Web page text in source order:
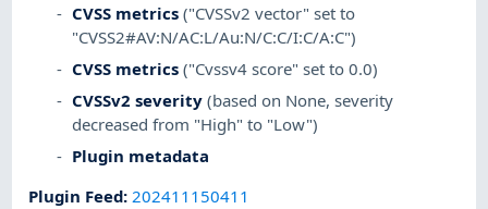
CVSS metrics ("CVSSv2 vector" set to
"CVSS2#AV:N/AC:L/Au:N/C:C/I:C/A:C")
CVSS metrics ("Cvssv4 score" set to 0.0)
CVSSv2 severity (based on None, severity
decreased from "High" to "Low")
Plugin metadata
Plugin Feed: 202411150411